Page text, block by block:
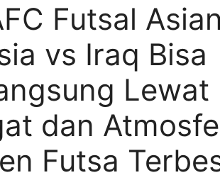
Futsal Asian
vs Iraq Bisa
Lewat
dan
Futsa